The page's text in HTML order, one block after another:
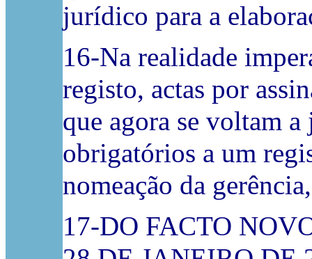
jurídico para a
16-Na realidade
registo, actas por
que agora se voltam
obrigatórios a um
nomeação da
17-DO FACTO